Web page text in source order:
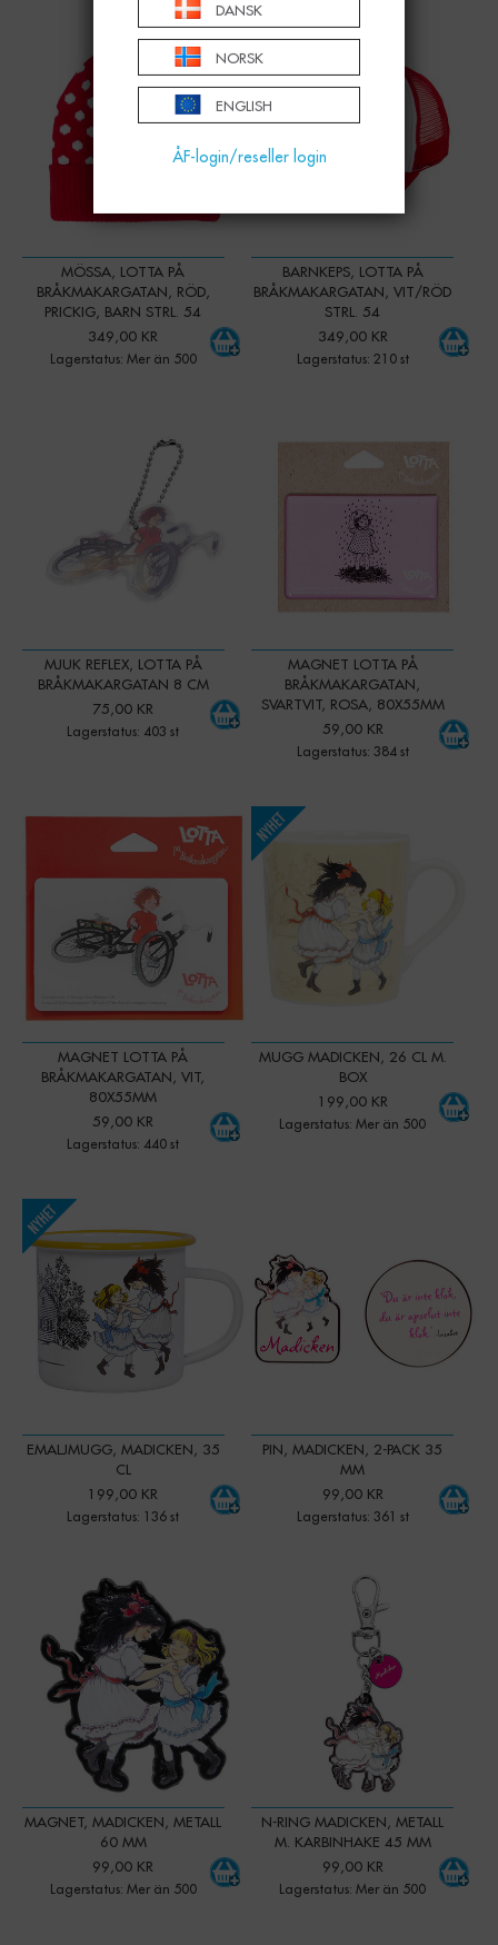
MÖSSA, LOTTA PÅ
BRÅKMAKARGATAN, RÖD,
PRICKIG, BARN STRL. 54
349,00 KR
Lagerstatus: Mer än 500
+
BARNKEPS, LOTTA PÅ
BRÅKMAKARGATAN, VIT/RÖD
STRL. 54
349,00 KR
Lagerstatus: 210 st
Qty: +
-
MJUK REFLEX, LOTTA PÅ
BRÅKMAKARGATAN 8 CM
75,00 KR
Lagerstatus: 403 st
MAGNET LOTTA PÅ
BRÅKMAKARGATAN,
SVARTVIT, ROSA, 80X55MM
59,00 KR
Lagerstatus: 384 st
MAGNET LOTTA PÅ
BRÅKMAKARGATAN, VIT,
80X55MM
59,00 KR
Lagerstatus: 440 st
+
MUGG MADICKEN, 26 CL M.
BOX
199,00 KR
Lagerstatus: Mer än 500
Qty:
EMALJMUGG, MADICKEN, 35
CL
199,00 KR
Lagerstatus: 136 st
Qty:
PIN, MADICKEN, 2-PACK 35
MM
99,00 KR
Lagerstatus: 361 st
MAGNET, MADICKEN, METALL
60 MM
99,00 KR
Lagerstatus: Mer än 500
+
-
N-RING MADICKEN, METALL
M. KARBINHAKE 45 MM
99,00 KR
Lagerstatus: Mer än 500
+
DANSK
NORSK
ENGLISH
ÅF-login/reseller login